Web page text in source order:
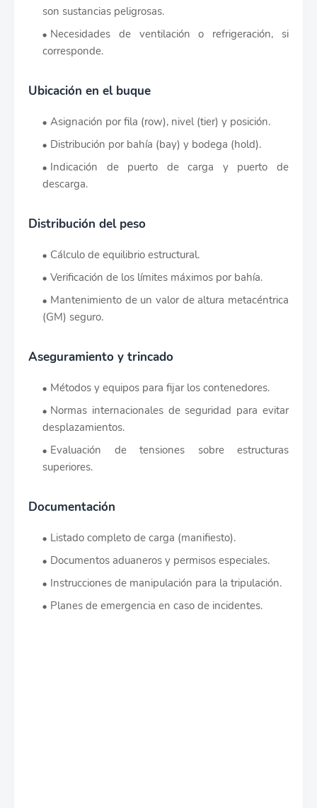
son sustancias peligrosas.
Necesidades de ventilación o refrigeración, si
corresponde.
Ubicación en el buque
Asignación por fila (row), nivel (tier) y posición.
Distribución por bahía (bay) y bodega (hold).
Indicación de puerto de carga y puerto de
descarga.
Distribución del peso
Cálculo de equilibrio estructural.
Verificación de los límites máximos por bahía.
Mantenimiento de un valor de altura metacéntrica
(GM) seguro.
Aseguramiento y trincado
Métodos y equipos para fijar los contenedores.
Normas internacionales de seguridad para evitar
desplazamientos.
Evaluación de tensiones sobre estructuras
superiores.
Documentación
Listado completo de carga (manifiesto).
Documentos aduaneros y permisos especiales.
Instrucciones de manipulación para la tripulación.
Planes de emergencia en caso de incidentes.